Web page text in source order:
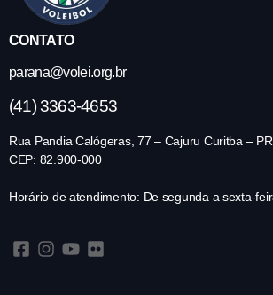
CONTATO
parana@volei.org.br
(41) 3363-4653
Rua Pandia Calógeras, 77 – Cajuru Curitba – PR
CEP: 82.900-000
Horário de atendimento: De segunda a sexta-